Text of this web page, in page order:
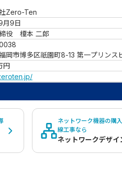
Zero-Ten
月9日
役　榎本 二郎
岡市博多区祇園町8-13 第一プリンス
円
ネットワーク機器の購
線工事なら
ネットワークデザイ